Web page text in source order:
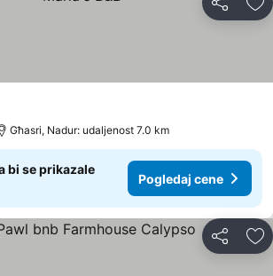
Deli
Għasri, Nadur: udaljenost 7.0 km
bi se prikazale
Pogledaj cene
Deli